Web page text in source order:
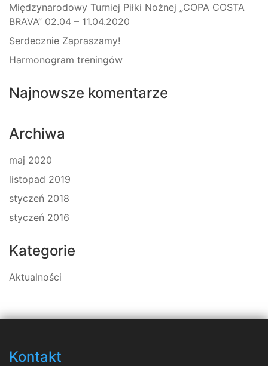
Międzynarodowy Turniej Piłki Nożnej „COPA COSTA
BRAVA” 02.04 – 11.04.2020
Serdecznie Zapraszamy!
Harmonogram treningów
Najnowsze komentarze
Archiwa
maj 2020
listopad 2019
styczeń 2018
styczeń 2016
Kategorie
Aktualności
Kontakt